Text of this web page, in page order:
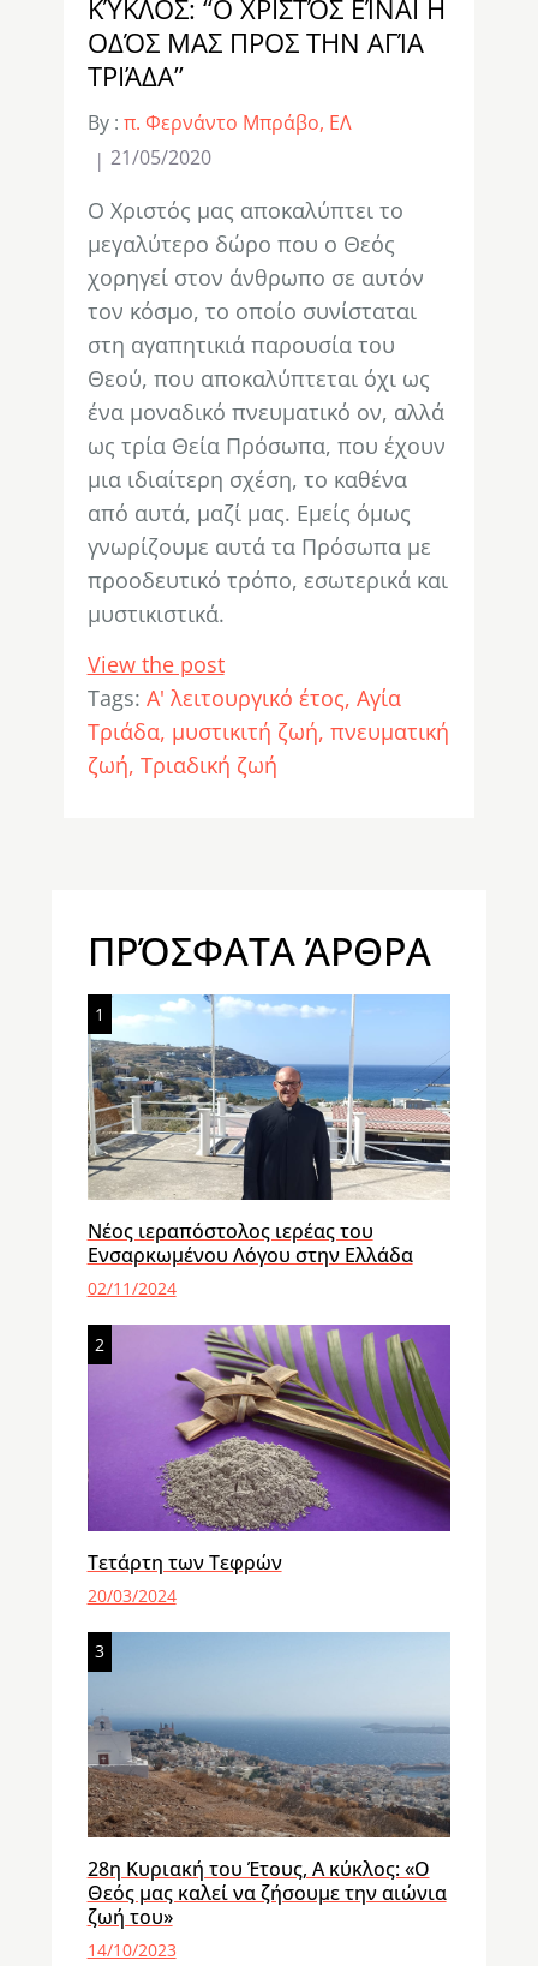
ΚΎΚΛΟΣ: “Ο ΧΡΙΣΤΌΣ ΕΊΝΑΙ Η
ΟΔΌΣ ΜΑΣ ΠΡΟΣ ΤΗΝ ΑΓΊΑ
ΤΡΙΆΔΑ”
By : π. Φερνάντο Μπράβο, ΕΛ
21/05/2020
Ο Χριστός μας αποκαλύπτει το
μεγαλύτερο δώρο που ο Θεός
χορηγεί στον άνθρωπο σε αυτόν
τον κόσμο, το οποίο συνίσταται
στη αγαπητικιά παρουσία του
Θεού, που αποκαλύπτεται όχι ως
ένα μοναδικό πνευματικό ον, αλλά
ως τρία Θεία Πρόσωπα, που έχουν
μια ιδιαίτερη σχέση, το καθένα
από αυτά, μαζί μας. Εμείς όμως
γνωρίζουμε αυτά τα Πρόσωπα με
προοδευτικό τρόπο, εσωτερικά και
μυστικιστικά.
View the post
Tags: Α' λειτουργικό έτος Αγία
Τριάδα μυστικιτή ζωή πνευματική
ζωή Τριαδική ζωή
ΠΡΌΣΦΑΤΑ ΆΡΘΡΑ
1
Νέος ιεραπόστολος ιερέας του
Ενσαρκωμένου Λόγου στην Ελλάδα
02/11/2024
2
Τετάρτη των Τεφρών
20/03/2024
3
28η Κυριακή του Έτους, Α κύκλος: «Ο
Θεός μας καλεί να ζήσουμε την αιώνια
ζωή του»
14/10/2023